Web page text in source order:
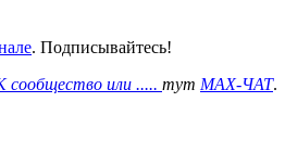
. Подписывайтесь!
сообщество или ..... тут MAX-ЧАТ.